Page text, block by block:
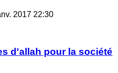
2017 22:30
d'allah pour la société